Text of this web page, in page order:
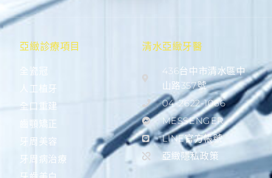
亞緻診療項目
全瓷冠
人工植牙
全口重建
齒顎矯正
牙周美容
牙周病治療
清水亞緻牙醫
436台中市清水區中
山路357號
04-2622-1066
MESSENGER
LINE官方帳號
亞緻隱私政策